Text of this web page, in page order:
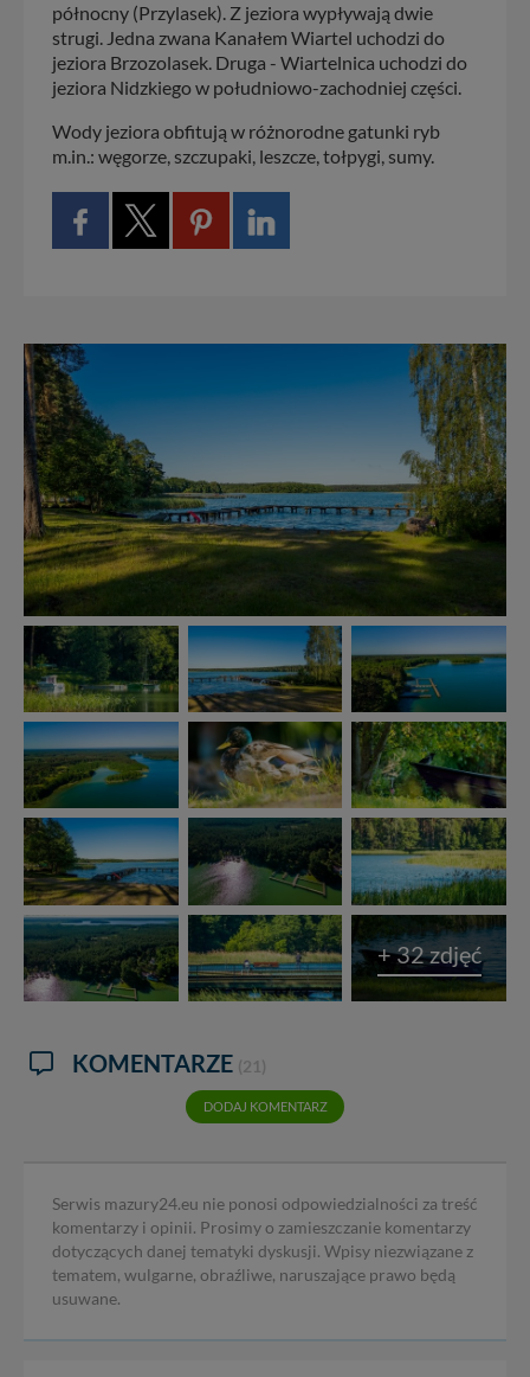
północny (Przylasek). Z jeziora wypływają dwie
strugi. Jedna zwana Kanałem Wiartel uchodzi do
jeziora Brzozolasek. Druga - Wiartelnica uchodzi do
jeziora Nidzkiego w południowo-zachodniej części.
Wody jeziora obfitują w różnorodne gatunki ryb
m.in.: węgorze, szczupaki, leszcze, tołpygi, sumy.
+ 32 zdjęć
KOMENTARZE (21)
DODAJ KOMENTARZ
Serwis mazury24.eu nie ponosi odpowiedzialności za treść
komentarzy i opinii. Prosimy o zamieszczanie komentarzy
dotyczących danej tematyki dyskusji. Wpisy niezwiązane z
tematem, wulgarne, obraźliwe, naruszające prawo będą
usuwane.